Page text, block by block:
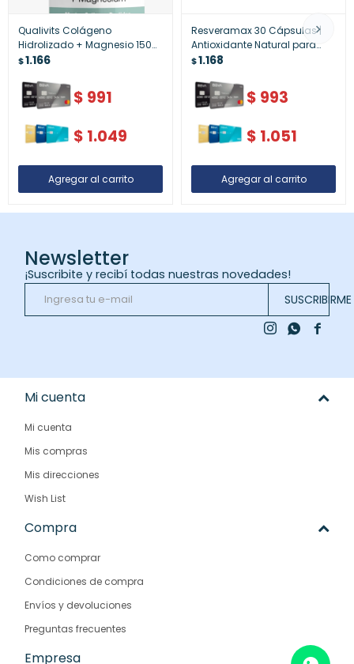
Qualivits Colágeno
Hidrolizado + Magnesio 150
Cápsulas – Cuidado Óseo y
$1.166
$ 991
$ 1.049
Resveramax 30 Cápsulas |
Antioxidante Natural para
Salud Cardiovascular y
$1.168
$ 993
$ 1.051
Newsletter
¡Suscribite y recibí todas nuestras novedades!
SUSCRIBIRME

 
Mi cuenta
Mi cuenta
Mis compras
Mis direcciones
Wish List
Compra
Como comprar
Condiciones de compra
Envíos y devoluciones
Preguntas frecuentes
Empresa